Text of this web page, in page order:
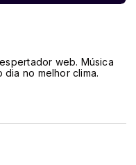
web. Música
no melhor clima.